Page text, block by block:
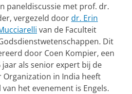
paneldiscussie met prof. dr.
vergezeld doordr. Erin
van de Faculteit
Dit
door Coen Kompier, een
jaar als senior expert bij de
in India heeft
het evenement is Engels.